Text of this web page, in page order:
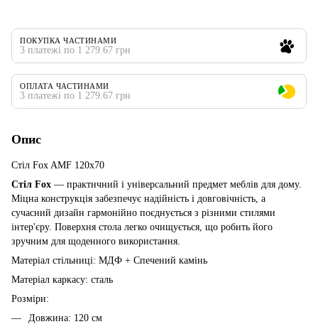
ПОКУПКА ЧАСТИНАМИ
3 платежі по 1 279.67 грн
ОПЛАТА ЧАСТИНАМИ
3 платежі по 1 279.67 грн
Опис
Стіл Fox AMF 120х70
Стіл Fox — практичний і універсальний предмет меблів для дому.
Міцна конструкція забезпечує надійність і довговічність, а
сучасний дизайн гармонійно поєднується з різними стилями
інтер'єру. Поверхня стола легко очищується, що робить його
зручним для щоденного використання.
Матеріал стільниці: МДФ + Спечений камінь
Матеріал каркасу: сталь
Розміри:
Довжина: 120 см